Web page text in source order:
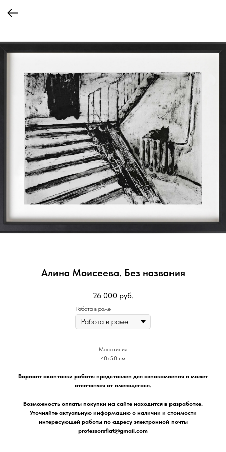
Алина Моисеева. Без названия
26 000 руб.
Работа в раме
Монотипия
40х50 см
Вариант окантовки работы представлен для ознакомления и может
отличаться от имеющегося.
Возможность оплаты покупки на сайте находится в разработке.
Уточняйте актуальную информацию о наличии и стоимости
интересующей работы по адресу электронной почты
professorsflat@gmail.com